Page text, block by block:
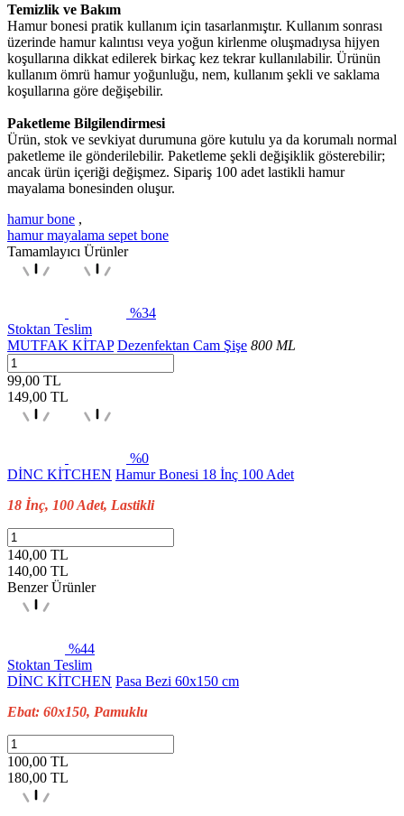
Temizlik ve Bakım
Hamur bonesi pratik kullanım için tasarlanmıştır. Kullanım sonrası
üzerinde hamur kalıntısı veya yoğun kirlenme oluşmadıysa hijyen
koşullarına dikkat edilerek birkaç kez tekrar kullanılabilir. Ürünün
kullanım ömrü hamur yoğunluğu, nem, kullanım şekli ve saklama
koşullarına göre değişebilir.
Paketleme Bilgilendirmesi
Ürün, stok ve sevkiyat durumuna göre kutulu ya da korumalı normal
paketleme ile gönderilebilir. Paketleme şekli değişiklik gösterebilir;
ancak ürün içeriği değişmez. Sipariş 100 adet lastikli hamur
mayalama bonesinden oluşur.
hamur bone ,
hamur mayalama sepet bone
Tamamlayıcı Ürünler
%34
Stoktan Teslim
MUTFAK KİTAP Dezenfektan Cam Şişe 800 ML
99,00 TL
149,00 TL
%0
DİNC KİTCHEN Hamur Bonesi 18 İnç 100 Adet
18 İnç, 100 Adet, Lastikli
140,00 TL
140,00 TL
Benzer Ürünler
%44
Stoktan Teslim
DİNC KİTCHEN Pasa Bezi 60x150 cm
Ebat: 60x150, Pamuklu
100,00 TL
180,00 TL